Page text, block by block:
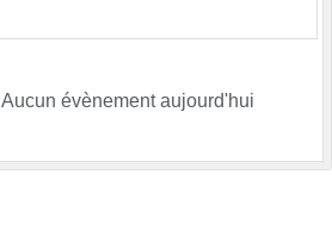
Aucun évènement aujourd'hui